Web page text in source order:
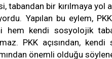
tabandan bir kırılmaya yol
Yapılan bu eylem,
hem kendi sosyolojik
PKK açısından,
önemli olduğu